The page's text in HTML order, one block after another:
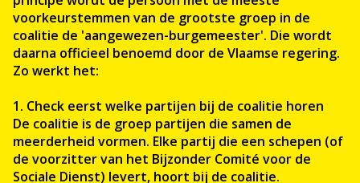
voorkeurstemmen van de grootste groep in de
coalitie de 'aangewezen-burgemeester'. Die wordt
daarna officieel benoemd door de Vlaamse regering.
Zo werkt het:
1. Check eerst welke partijen bij de coalitie horen
De coalitie is de groep partijen die samen de
meerderheid vormen. Elke partij die een schepen (of
de voorzitter van het Bijzonder Comité voor de
Sociale Dienst) levert, hoort bij de coalitie.